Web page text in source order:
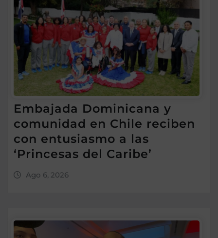
Embajada Dominicana y
comunidad en Chile reciben
con entusiasmo a las
‘Princesas del Caribe’
Ago 6, 2026